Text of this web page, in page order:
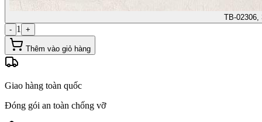
TB-02306,
- 1 +
Thêm vào giỏ hàng
Giao hàng toàn quốc
Đóng gói an toàn chống vỡ